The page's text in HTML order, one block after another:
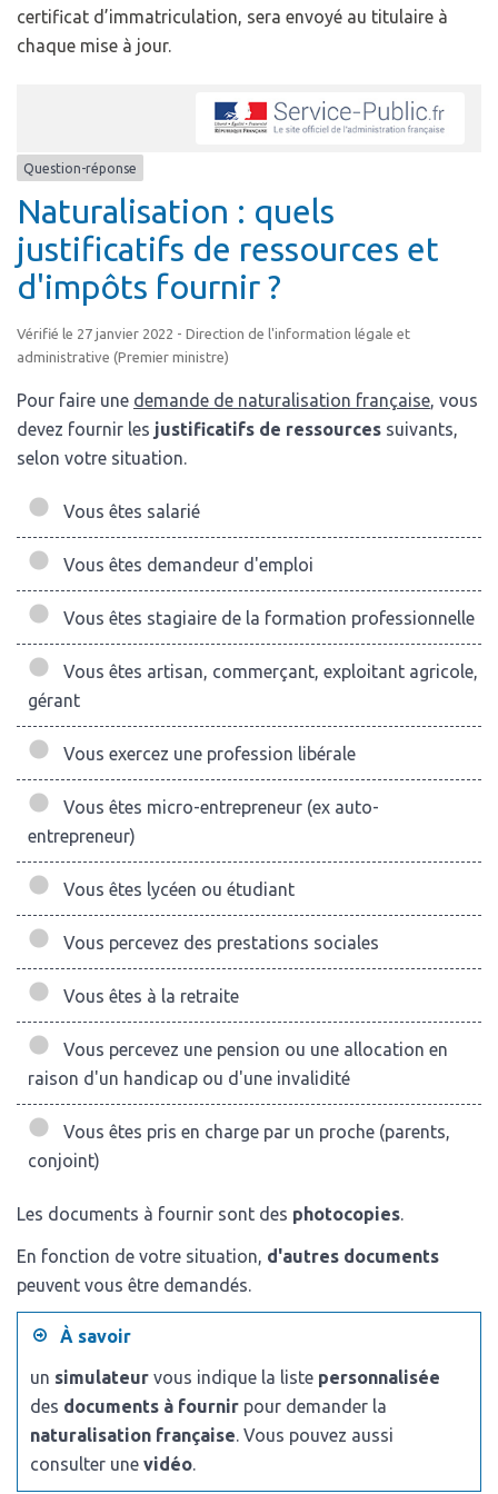
certificat d’immatriculation, sera envoyé au titulaire à
chaque mise à jour.
Question-réponse
Naturalisation : quels
justificatifs de ressources et
d'impôts fournir ?
Vérifié le 27 janvier 2022 - Direction de l'information légale et
administrative (Premier ministre)
Pour faire une demande de naturalisation française, vous
devez fournir les justificatifs de ressources suivants,
selon votre situation.
Vous êtes salarié
Vous êtes demandeur d'emploi
Vous êtes stagiaire de la formation professionnelle
Vous êtes artisan, commerçant, exploitant agricole,
gérant
Vous exercez une profession libérale
Vous êtes micro-entrepreneur (ex auto-
entrepreneur)
Vous êtes lycéen ou étudiant
Vous percevez des prestations sociales
Vous êtes à la retraite
Vous percevez une pension ou une allocation en
raison d'un handicap ou d'une invalidité
Vous êtes pris en charge par un proche (parents,
conjoint)
Les documents à fournir sont des photocopies.
En fonction de votre situation, d'autres documents
peuvent vous être demandés.
À savoir
un simulateur vous indique la liste personnalisée
des documents à fournir pour demander la
naturalisation française. Vous pouvez aussi
consulter unevidéo.